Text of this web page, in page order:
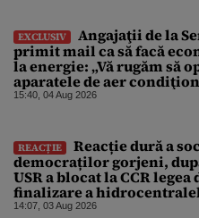
EXCLUSIV
Angajaţii de la
primit mail ca să facă
la energie: „Vă rugăm să
aparatele de aer
sfârşitul programului”
15:40, 04 Aug 2026
REACȚIE
Reacție dură a
democraților gorjeni,
USR a blocat la CCR legea
finalizare a
abandonate. „Nu ne-ar
14:07, 03 Aug 2026